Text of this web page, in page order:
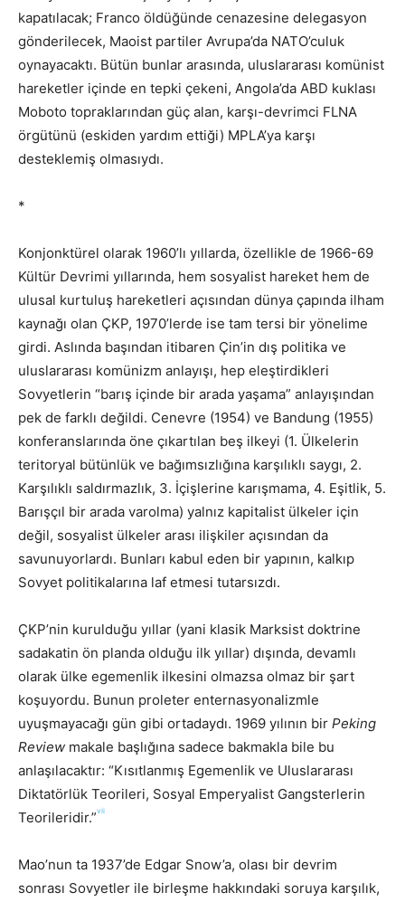
kapatılacak; Franco öldüğünde cenazesine delegasyon
gönderilecek, Maoist partiler Avrupa’da NATO’culuk
oynayacaktı. Bütün bunlar arasında, uluslararası komünist
hareketler içinde en tepki çekeni, Angola’da ABD kuklası
Moboto topraklarından güç alan, karşı-devrimci FLNA
örgütünü (eskiden yardım ettiği) MPLA’ya karşı
desteklemiş olmasıydı.
*
Konjonktürel olarak 1960’lı yıllarda, özellikle de 1966-69
Kültür Devrimi yıllarında, hem sosyalist hareket hem de
ulusal kurtuluş hareketleri açısından dünya çapında ilham
kaynağı olan ÇKP, 1970’lerde ise tam tersi bir yönelime
girdi. Aslında başından itibaren Çin’in dış politika ve
uluslararası komünizm anlayışı, hep eleştirdikleri
Sovyetlerin “barış içinde bir arada yaşama” anlayışından
pek de farklı değildi. Cenevre (1954) ve Bandung (1955)
konferanslarında öne çıkartılan beş ilkeyi (1. Ülkelerin
teritoryal bütünlük ve bağımsızlığına karşılıklı saygı, 2.
Karşılıklı saldırmazlık, 3. İçişlerine karışmama, 4. Eşitlik, 5.
Barışçıl bir arada varolma) yalnız kapitalist ülkeler için
değil, sosyalist ülkeler arası ilişkiler açısından da
savunuyorlardı. Bunları kabul eden bir yapının, kalkıp
Sovyet politikalarına laf etmesi tutarsızdı.
ÇKP’nin kurulduğu yıllar (yani klasik Marksist doktrine
sadakatin ön planda olduğu ilk yıllar) dışında, devamlı
olarak ülke egemenlik ilkesini olmazsa olmaz bir şart
koşuyordu. Bunun proleter enternasyonalizmle
uyuşmayacağı gün gibi ortadaydı. 1969 yılının bir Peking
Review makale başlığına sadece bakmakla bile bu
anlaşılacaktır: “Kısıtlanmış Egemenlik ve Uluslararası
Diktatörlük Teorileri, Sosyal Emperyalist Gangsterlerin
Teorileridir.”vii
Mao’nun ta 1937’de Edgar Snow’a, olası bir devrim
sonrası Sovyetler ile birleşme hakkındaki soruya karşılık,